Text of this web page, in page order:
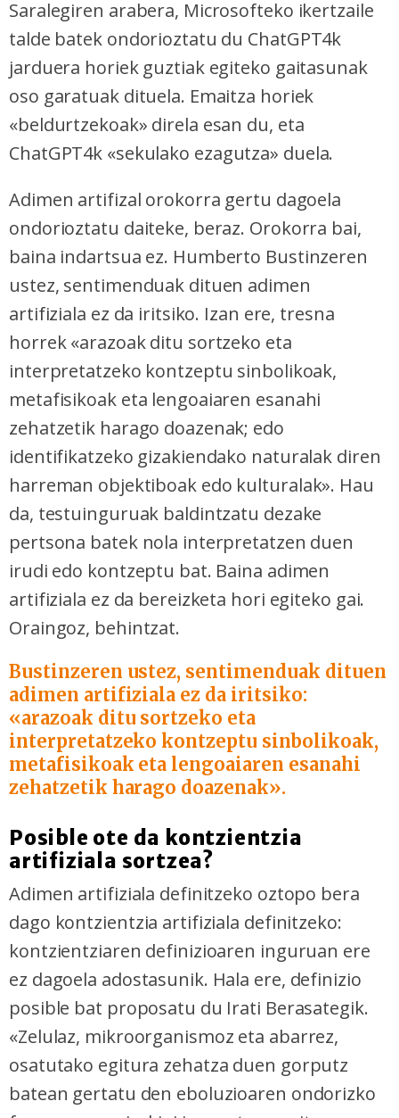
Saralegiren arabera, Microsofteko ikertzaile
talde batek ondorioztatu du ChatGPT4k
jarduera horiek guztiak egiteko gaitasunak
oso garatuak dituela. Emaitza horiek
«beldurtzekoak» direla esan du, eta
ChatGPT4k «sekulako ezagutza» duela.
Adimen artifizal orokorra gertu dagoela
ondorioztatu daiteke, beraz. Orokorra bai,
baina indartsua ez. Humberto Bustinzeren
ustez, sentimenduak dituen adimen
artifiziala ez da iritsiko. Izan ere, tresna
horrek «arazoak ditu sortzeko eta
interpretatzeko kontzeptu sinbolikoak,
metafisikoak eta lengoaiaren esanahi
zehatzetik harago doazenak; edo
identifikatzeko gizakiendako naturalak diren
harreman objektiboak edo kulturalak». Hau
da, testuinguruak baldintzatu dezake
pertsona batek nola interpretatzen duen
irudi edo kontzeptu bat. Baina adimen
artifiziala ez da bereizketa hori egiteko gai.
Oraingoz, behintzat.
Bustinzeren ustez, sentimenduak dituen
adimen artifiziala ez da iritsiko:
«arazoak ditu sortzeko eta
interpretatzeko kontzeptu sinbolikoak,
metafisikoak eta lengoaiaren esanahi
zehatzetik harago doazenak».
Posible ote da kontzientzia
artifiziala sortzea?
Adimen artifiziala definitzeko oztopo bera
dago kontzientzia artifiziala definitzeko:
kontzientziaren definizioaren inguruan ere
ez dagoela adostasunik. Hala ere, definizio
posible bat proposatu du Irati Berasategik.
«Zelulaz, mikroorganismoz eta abarrez,
osatutako egitura zehatza duen gorputz
batean gertatu den eboluzioaren ondorizko